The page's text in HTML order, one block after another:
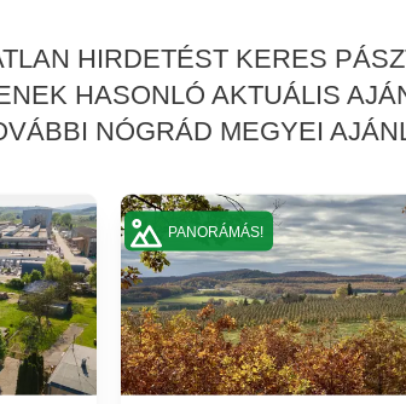
HIRDETÉST KERES
HASONLÓ AKTUÁLIS
NÓGRÁD MEGYEI
PANORÁMÁS!